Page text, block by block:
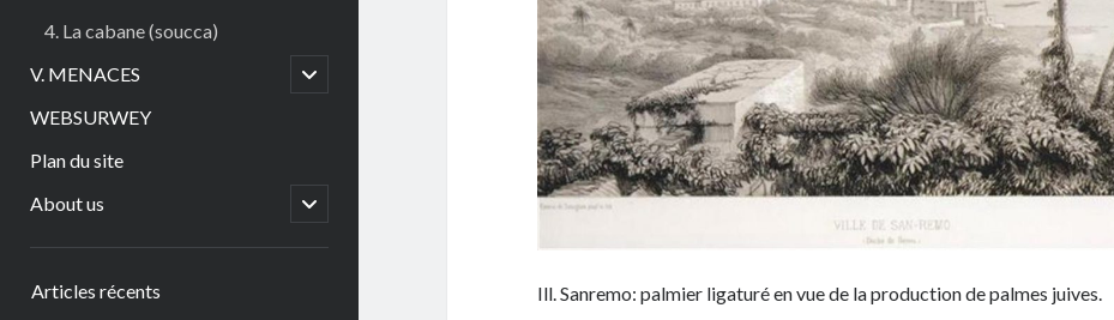
4. La cabane (soucca)
V. MENACES
open
child
WEBSURWEY
Plan du site
About us
open
child
Articles récents Ill. Sanremo: palmier ligaturé en vue de la production de palmes juives.